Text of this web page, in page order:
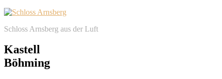
Schloss Arnsberg aus der Luft
Kastell
Böhming